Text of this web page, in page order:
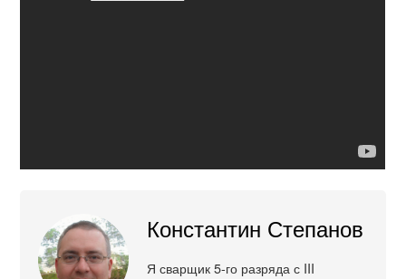
Константин Степанов
Я сварщик 5-го разряда с III